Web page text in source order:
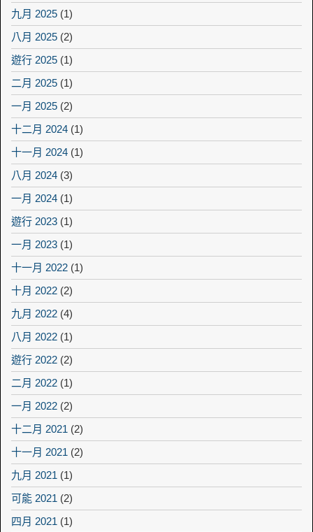
九月 2025 (1)
八月 2025 (2)
遊行 2025 (1)
二月 2025 (1)
一月 2025 (2)
十二月 2024 (1)
十一月 2024 (1)
八月 2024 (3)
一月 2024 (1)
遊行 2023 (1)
一月 2023 (1)
十一月 2022 (1)
十月 2022 (2)
九月 2022 (4)
八月 2022 (1)
遊行 2022 (2)
二月 2022 (1)
一月 2022 (2)
十二月 2021 (2)
十一月 2021 (2)
九月 2021 (1)
可能 2021 (2)
四月 2021 (1)